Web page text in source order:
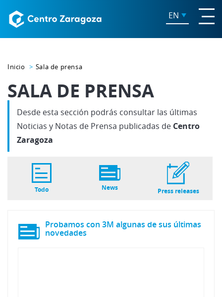
EN
Inicio Sala de prensa
SALA DE PRENSA
Desde esta sección podrás consultar las últimas
Noticias y Notas de Prensa publicadas de Centro
Zaragoza
Todo News Press releases
Probamos con 3M algunas de sus últimas
novedades